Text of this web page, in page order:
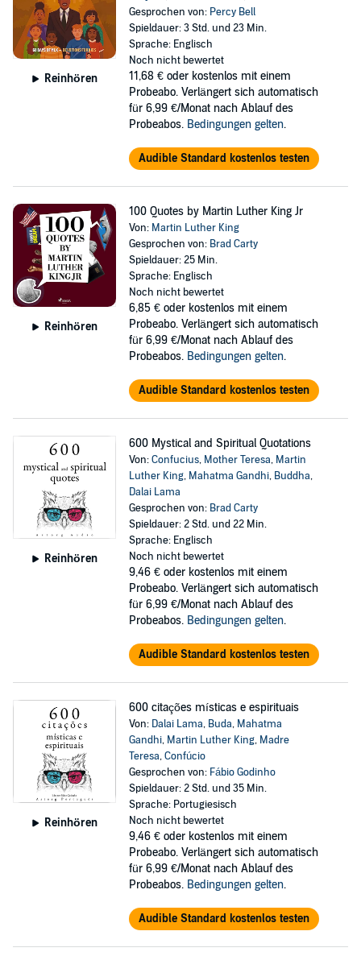
Reinhören
Gesprochen von: Percy Bell
Spieldauer: 3 Std. und 23 Min.
Sprache: Englisch
Noch nicht bewertet
11,68 € oder kostenlos mit einem
Probeabo. Verlängert sich automatisch
für 6,99 €/Monat nach Ablauf des
Probeabos. Bedingungen gelten.
Audible Standard kostenlos testen
Reinhören
100 Quotes by Martin Luther King Jr
Von: Martin Luther King
Gesprochen von: Brad Carty
Spieldauer: 25 Min.
Sprache: Englisch
Noch nicht bewertet
6,85 € oder kostenlos mit einem
Probeabo. Verlängert sich automatisch
für 6,99 €/Monat nach Ablauf des
Probeabos. Bedingungen gelten.
Audible Standard kostenlos testen
Reinhören
600 Mystical and Spiritual Quotations
Von:Confucius, Mother Teresa, Martin
Luther King, Mahatma Gandhi, Buddha,
Dalai Lama
Gesprochen von: Brad Carty
Spieldauer: 2 Std. und 22 Min.
Sprache: Englisch
Noch nicht bewertet
9,46 € oder kostenlos mit einem
Probeabo. Verlängert sich automatisch
für 6,99 €/Monat nach Ablauf des
Probeabos. Bedingungen gelten.
Audible Standard kostenlos testen
Reinhören
600 citações místicas e espirituais
Von: Dalai Lama, Buda, Mahatma
Gandhi, Martin Luther King, Madre
Teresa,Confúcio
Gesprochen von: Fábio Godinho
Spieldauer: 2 Std. und 35 Min.
Sprache: Portugiesisch
Noch nicht bewertet
9,46 € oder kostenlos mit einem
Probeabo. Verlängert sich automatisch
für 6,99 €/Monat nach Ablauf des
Probeabos. Bedingungen gelten.
Audible Standard kostenlos testen